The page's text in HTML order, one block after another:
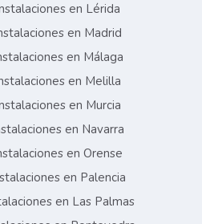
en Lérida
en Madrid
en Málaga
en Melilla
en Murcia
en Navarra
en Orense
en Palencia
en Las Palmas